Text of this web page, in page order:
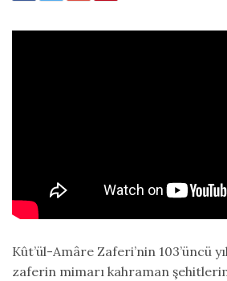
Kût’ül-Amâre Zaferi’nin 103’üncü
zaferin mimarı kahraman